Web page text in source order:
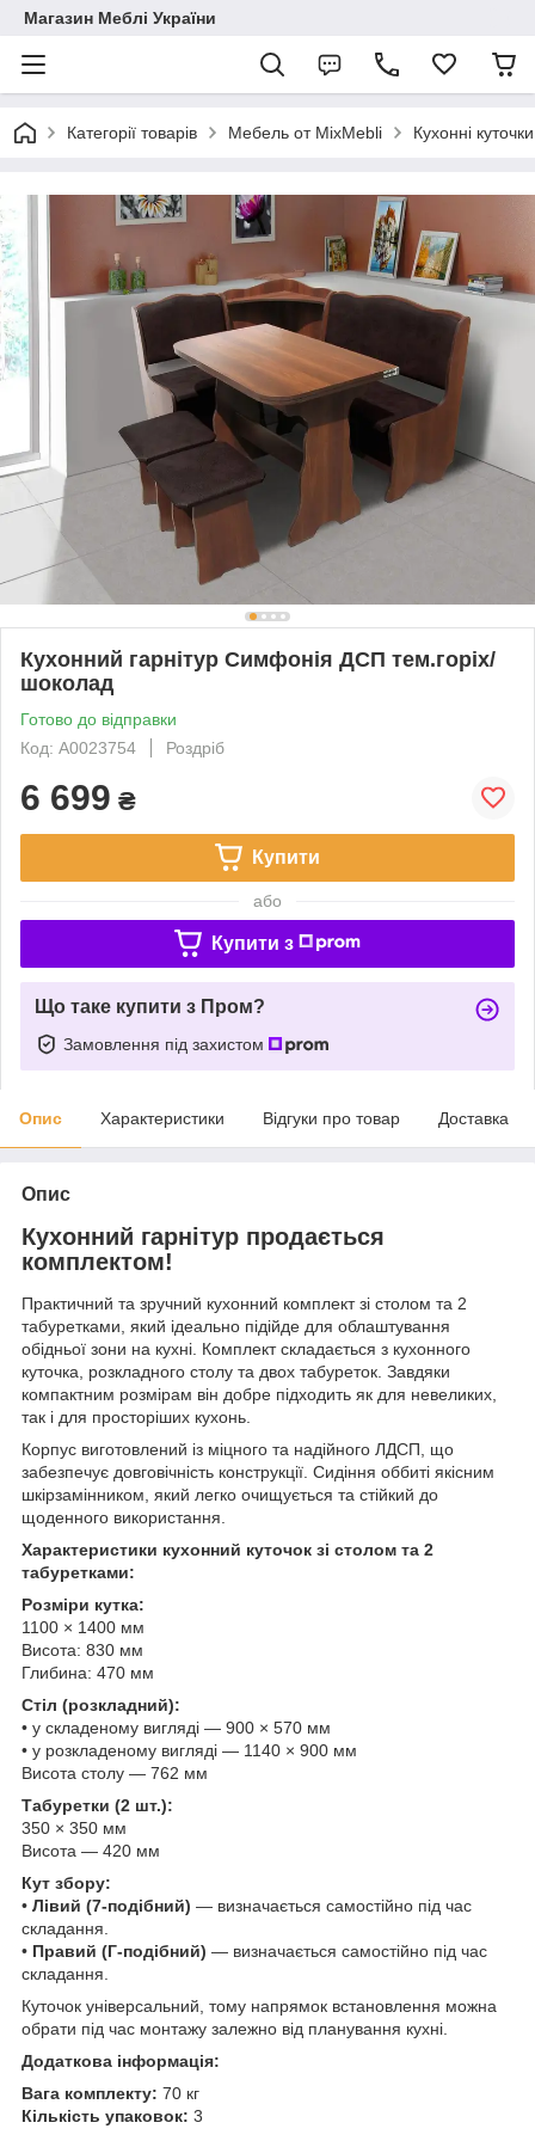
Магазин Меблі України
Категорії товарів Мебель от MixMebli Кухонні куточки
Кухонний гарнітур Симфонія ДСП тем.горіх/
шоколад
Готово до відправки
Код: А0023754
Роздріб
6 699 ₴
Купити
або
Купити з
Що таке купити з Пром?
Замовлення під захистом
Опис Характеристики Відгуки про товар Доставка
Опис
Кухонний гарнітур продається
комплектом!
Практичний та зручний кухонний комплект зі столом та 2
табуретками, який ідеально підійде для облаштування
обідньої зони на кухні. Комплект складається з кухонного
куточка, розкладного столу та двох табуреток. Завдяки
компактним розмірам він добре підходить як для невеликих,
так і для просторіших кухонь.
Корпус виготовлений із міцного та надійного ЛДСП, що
забезпечує довговічність конструкції. Сидіння оббиті якісним
шкірзамінником, який легко очищується та стійкий до
щоденного використання.
Характеристики кухонний куточок зі столом та 2
табуретками:
Розміри кутка:
1100 × 1400 мм
Висота: 830 мм
Глибина: 470 мм
Стіл (розкладний):
• у складеному вигляді — 900 × 570 мм
• у розкладеному вигляді — 1140 × 900 мм
Висота столу — 762 мм
Табуретки (2 шт.):
350 × 350 мм
Висота — 420 мм
Кут збору:
• Лівий (7-подібний) — визначається самостійно під час
складання.
• Правий (Г-подібний) — визначається самостійно під час
складання.
Куточок універсальний, тому напрямок встановлення можна
обрати під час монтажу залежно від планування кухні.
Додаткова інформація:
Вага комплекту: 70 кг
Кількість упаковок: 3